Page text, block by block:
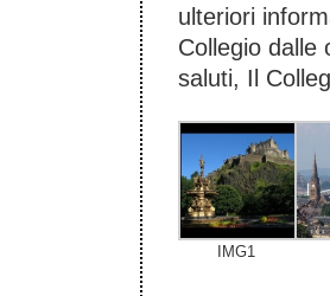
ulteriori
Collegio dalle
saluti, Il
IMG1